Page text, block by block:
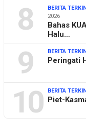
8 BERITA
2026
Bahas
Halu…
9 BERITA
Peringati
10 BERITA
Piet-